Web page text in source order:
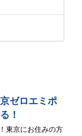
ゼロエミポ
！
東京にお住みの方